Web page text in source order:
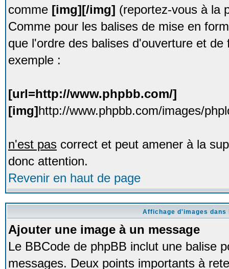
comme [img][/img] (reportez-vous à la
Comme pour les balises de mise en
que l'ordre des balises d'ouverture et
exemple :
[url=http://www.phpbb.com/]
[img]http://www.phpbb.com/images/
n'est pas correct et peut amener à la
donc attention.
Revenir en haut de page
Affichage d'images dans
Ajouter une image à un message
Le BBCode de phpBB inclut une balise
messages. Deux points importants à